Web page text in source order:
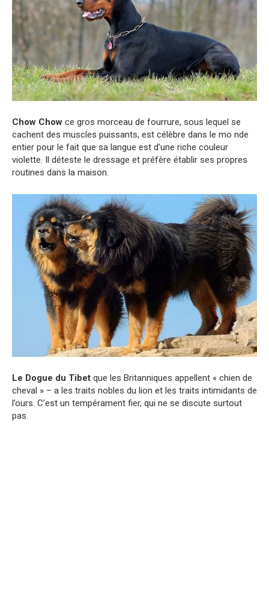
Chow Chow ce gros morceau de fourrure, sous lequel se
cachent des muscles puissants, est célèbre dans le mo nde
entier pour le fait que sa langue est d’une riche couleur
violette. Il déteste le dressage et préfère établir ses propres
routines dans la maison.
Le Dogue du Tibet que les Britanniques appellent « chien de
cheval » – a les traits nobles du lion et les traits intimidants de
l’ours. C’est un tempérament fier, qui ne se discute surtout
pas.